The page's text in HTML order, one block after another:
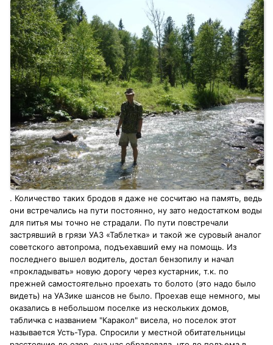
. Количество таких бродов я даже не сосчитаю на память, ведь
они встречались на пути постоянно, ну зато недостатком воды
для питья мы точно не страдали. По пути повстречали
застрявший в грязи УАЗ «Таблетка» и такой же суровый аналог
советского автопрома, подъехавший ему на помощь. Из
последнего вышел водитель, достал бензопилу и начал
«прокладывать» новую дорогу через кустарник, т.к. по
прежней самостоятельно проехать то болото (это надо было
видеть) на УАЗике шансов не было. Проехав еще немного, мы
оказались в небольшом поселке из нескольких домов,
табличка с названием "Каракол" висела, но поселок этот
называется Усть-Тура. Спросили у местной обитательницы